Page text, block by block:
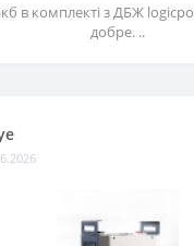
в комплекті з ДБЖ
добре. ..